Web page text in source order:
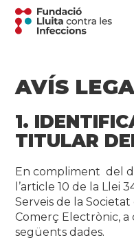
AVÍS
1.
TITULAR
En compliment del
l’article 10 de la Llei
Serveis de la
Comerç Electrònic,
següents dades.